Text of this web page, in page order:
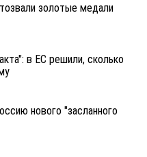
золотые медали
в ЕС решили, сколько
нового "засланного